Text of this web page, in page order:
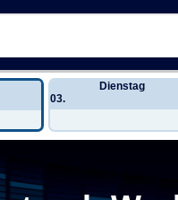
Dienstag
03.